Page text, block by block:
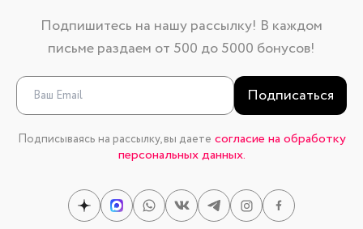
Подпишитесь на нашу рассылку! В каждом
письме раздаем от 500 до 5000 бонусов!
Подписаться
Подписываясь на рассылку, вы даете согласие на обработку
персональных данных.